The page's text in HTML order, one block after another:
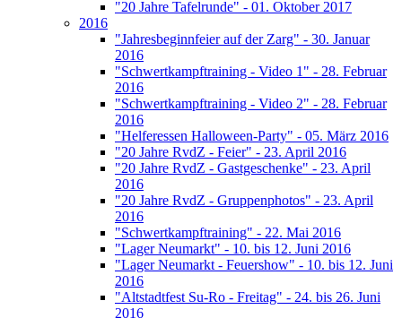
"20 Jahre Tafelrunde" - 01. Oktober 2017
2016
"Jahresbeginnfeier auf der Zarg" - 30. Januar
2016
"Schwertkampftraining - Video 1" - 28. Februar
2016
"Schwertkampftraining - Video 2" - 28. Februar
2016
"Helferessen Halloween-Party" - 05. März 2016
"20 Jahre RvdZ - Feier" - 23. April 2016
"20 Jahre RvdZ - Gastgeschenke" - 23. April
2016
"20 Jahre RvdZ - Gruppenphotos" - 23. April
2016
"Schwertkampftraining" - 22. Mai 2016
"Lager Neumarkt" - 10. bis 12. Juni 2016
"Lager Neumarkt - Feuershow" - 10. bis 12. Juni
2016
"Altstadtfest Su-Ro - Freitag" - 24. bis 26. Juni
2016